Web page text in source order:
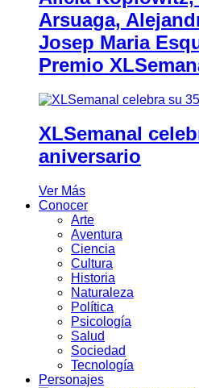
Arsuaga,
Josep Maria
Premio
XLSemanal
aniversario
Ver Más
Conocer
Arte
Aventura
Ciencia
Cultura
Historia
Naturaleza
Política
Psicología
Salud
Sociedad
Tecnología
Personajes